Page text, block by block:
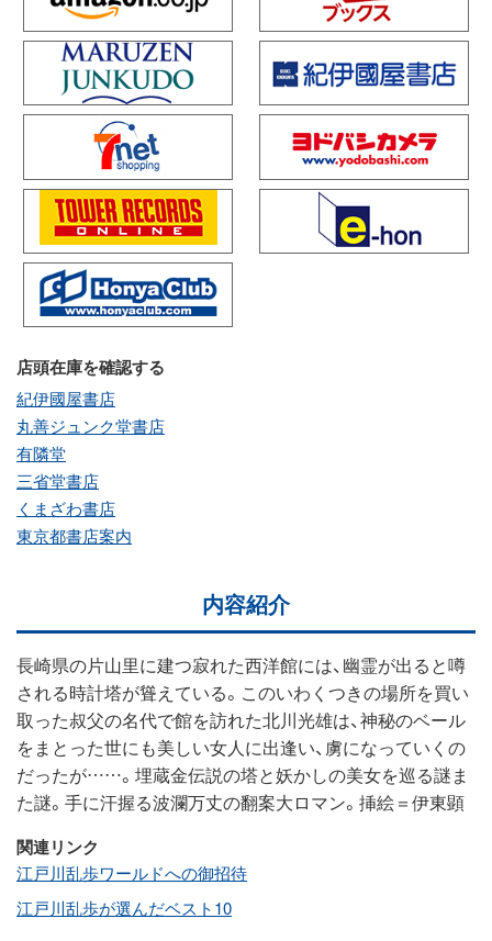
店頭在庫を確認する
紀伊國屋書店
丸善ジュンク堂書店
有隣堂
三省堂書店
くまざわ書店
東京都書店案内
内容紹介
長崎県の片山里に建つ寂れた西洋館には、幽霊が出ると噂
される時計塔が聳えている。このいわくつきの場所を買い
取った叔父の名代で館を訪れた北川光雄は、神秘のベール
をまとった世にも美しい女人に出逢い、虜になっていくの
だったが……。埋蔵金伝説の塔と妖かしの美女を巡る謎ま
た謎。手に汗握る波瀾万丈の翻案大ロマン。挿絵＝伊東顕
関連リンク
江戸川乱歩ワールドへの御招待
江戸川乱歩が選んだベスト10